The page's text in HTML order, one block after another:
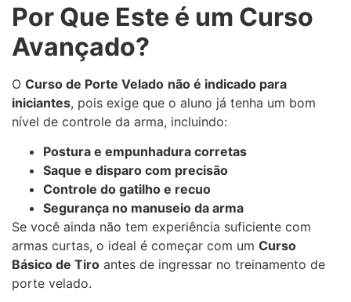
Por Que Este é um Curso
Avançado?
O Curso de Porte Velado não é indicado para
iniciantes, pois exige que o aluno já tenha um bom
nível de controle da arma, incluindo:
Postura e empunhadura corretas
Saque e disparo com precisão
Controle do gatilho e recuo
Segurança no manuseio da arma
Se você ainda não tem experiência suficiente com
armas curtas, o ideal é começar com um Curso
Básico de Tiro antes de ingressar no treinamento de
porte velado.